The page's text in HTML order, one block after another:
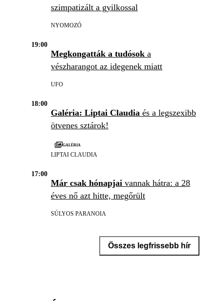
szimpatizált a gyilkossal
NYOMOZÓ
19:00
Megkongatták a tudósok a
vészharangot az idegenek miatt
UFO
18:00
Galéria: Liptai Claudia és a legszexibb
ötvenes sztárok!
Galéria
LIPTAI CLAUDIA
17:00
Már csak hónapjai vannak hátra: a 28
éves nő azt hitte, megőrült
SÚLYOS PARANOIA
Összes legfrissebb hír